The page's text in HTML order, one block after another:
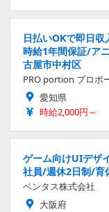
日払いOKで即日
時給1年間保証/ア
古屋市中村区
PRO portion プロポ
愛知県
時給2,000円～
ゲーム向けUIデザ
社員/週休2日制/育
ベンタス株式会社
大阪府